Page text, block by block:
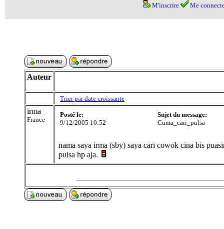
M'inscrire Me
Auteur
Trier par date croissante
irma
France
Posté le:
9/12/2005 10:52
Sujet du message:
Cuma_cari_pulsa
nama saya irma (sby) saya cari cowok cina bis
pulsa hp aja.